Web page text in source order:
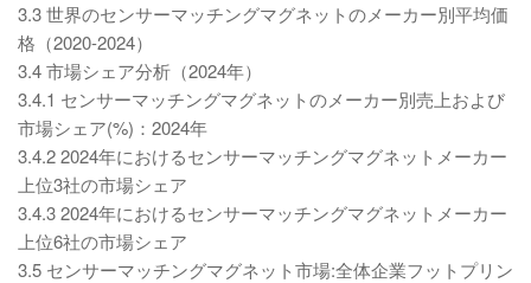
3.3 世界のセンサーマッチングマグネットのメーカー別平均価
格（2020-2024）
3.4 市場シェア分析（2024年）
3.4.1 センサーマッチングマグネットのメーカー別売上および
市場シェア(%)：2024年
3.4.2 2024年におけるセンサーマッチングマグネットメーカー
上位3社の市場シェア
3.4.3 2024年におけるセンサーマッチングマグネットメーカー
上位6社の市場シェア
3.5 センサーマッチングマグネット市場:全体企業フットプリン